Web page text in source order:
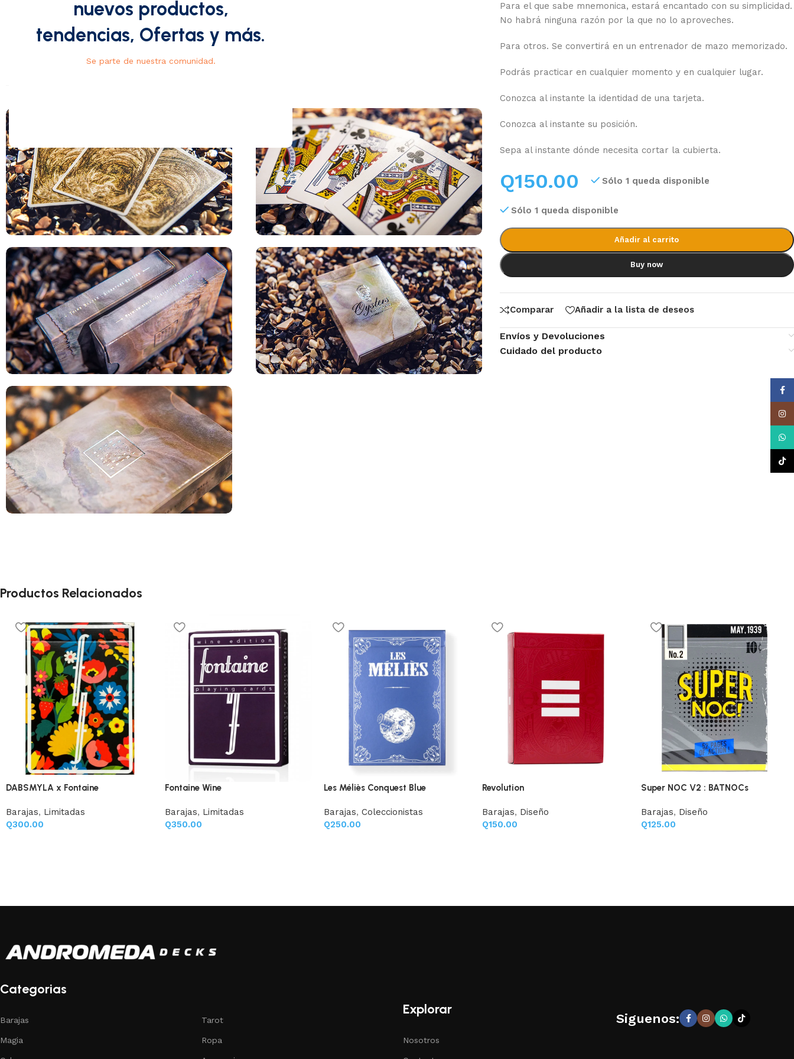
nuevos productos,
tendencias, Ofertas y más.
Se parte de nuestra comunidad.
Para el que sabe mnemonica, estará encantado con su simplicidad.
No habrá ninguna razón por la que no lo aproveches.
Para otros. Se convertirá en un entrenador de mazo memorizado.
Podrás practicar en cualquier momento y en cualquier lugar.
Conozca al instante la identidad de una tarjeta.
Conozca al instante su posición.
Sepa al instante dónde necesita cortar la cubierta.
Q150.00 Sólo 1 queda disponible
Sólo 1 queda disponible
Añadir al carrito
Buy now
Comparar Añadir a la lista de deseos
Envíos y Devoluciones
Cuidado del producto
Productos Relacionados
DABSMYLA x Fontaine
Barajas, Limitadas
Q300.00
Fontaine Wine
Barajas, Limitadas
Q350.00
Les Méliès Conquest Blue
Barajas, Coleccionistas
Q250.00
Revolution
Barajas, Diseño
Q150.00
Super NOC V2 : BATNOCs
Barajas, Diseño
Q125.00
Categorias
Barajas
Magia
Tarot
Ropa
Explorar
Nosotros
Siguenos: